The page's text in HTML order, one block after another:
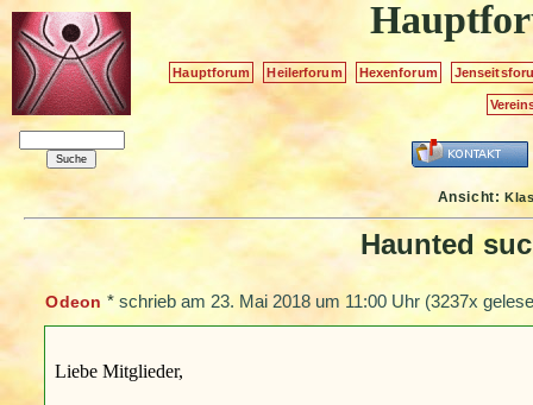
Hauptforum Heilerforum Hexenforum
Ansicht:
Haunted
Odeon * schrieb am 23. Mai 2018 um 11:00 Uhr(3237x
Liebe Mitglieder,